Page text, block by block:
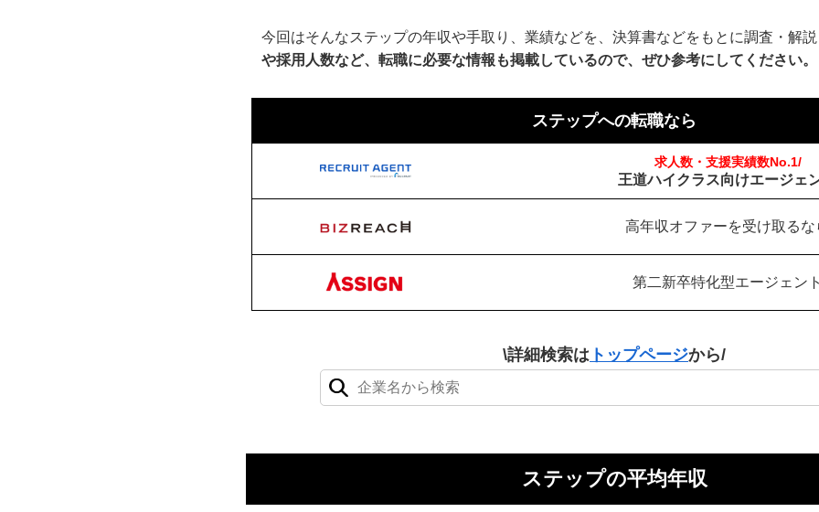
今回はそんなステップの年収や手取り、業績などを、決算書などをもとに調査・解説
や採用人数など、転職に必要な情報も掲載しているので、ぜひ参考にしてください。
ステップへの転職なら
求人数・支援実績数No.1/
王道ハイクラス向けエージェ
高年収オファーを受け取るな
第二新卒特化型エージェント
\詳細検索は トップページから/
ステップの平均年収